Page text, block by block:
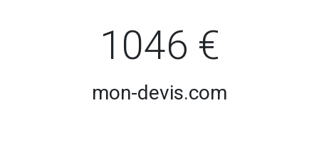
1046 €
mon-devis.com